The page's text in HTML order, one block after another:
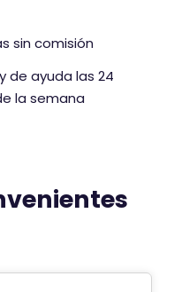
sin comisión
de ayuda las 24
la semana